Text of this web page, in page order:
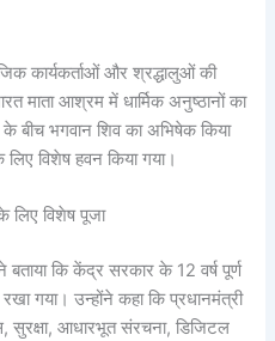
कार्यकर्ताओं और श्रद्धालुओं की
माता आश्रम में धार्मिक अनुष्ठानों का
के बीच भगवान शिव का अभिषेक किया
विशेष हवन किया गया।
लिए विशेष पूजा
कि केंद्र सरकार के 12 वर्ष पूर्ण
गया। उन्होंने कहा कि प्रधानमंत्री
सुरक्षा, आधारभूत संरचना, डिजिटल